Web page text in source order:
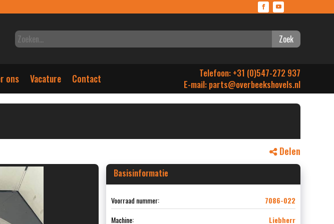
Zoek
ons Vacature Contact
Telefoon: +31 (0)547-272 937
E-mail: parts@overbeekshovels.nl
Delen
Basisinformatie
Voorraad nummer:
7086-022
Machine:
Liebherr